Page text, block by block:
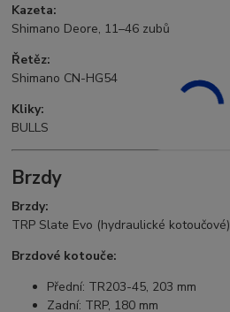
Kazeta:
Shimano Deore, 11–46 zubů
Řetěz:
Shimano CN-HG54
Kliky:
BULLS
Brzdy
Brzdy:
TRP Slate Evo (hydraulické kotoučové)
Brzdové kotouče:
Přední: TR203-45, 203 mm
Zadní: TRP, 180 mm